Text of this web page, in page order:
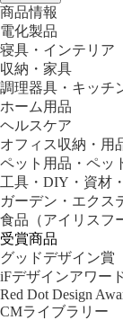
商品情報
電化製品
寝具・インテリア
収納・家具
調理器具・キッチ
ホーム用品
ヘルスケア
オフィス収納・用
ペット用品・ペッ
工具・DIY・資材
ガーデン・エクス
食品 （アイリスフ
受賞商品
グッドデザイン賞
iFデザインアワー
Red Dot Design
CMライブラリー